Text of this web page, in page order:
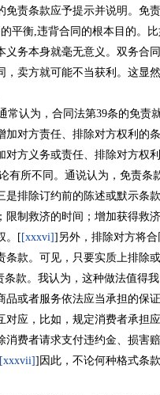
免责条款应予提示并说明。免
平衡,违背合同的根本目的。
义务本身就毫无意义。双务合
，卖方就可能不当获利。这显
认为，合同法第39条的免责
加对方责任、排除对方权利的
方义务或责任、排除对方权
有所不同。通说认为，免责
是排除订约前的陈述或默示条
限制救济的时间；增加获得救
。[ [xxxvi]]另外，排除对方将
条款。可见，只要实质上排除
条款。我认为，这种做法值得
品或者服务依法应当承担的保
对应，比如，规定消费者承担
消费者请求支付违约金、损害
[xxxvii]]因此，不论何种格式条